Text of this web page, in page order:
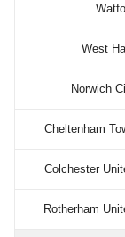
West
Norwich
Cheltenham
Colchester
Rotherham